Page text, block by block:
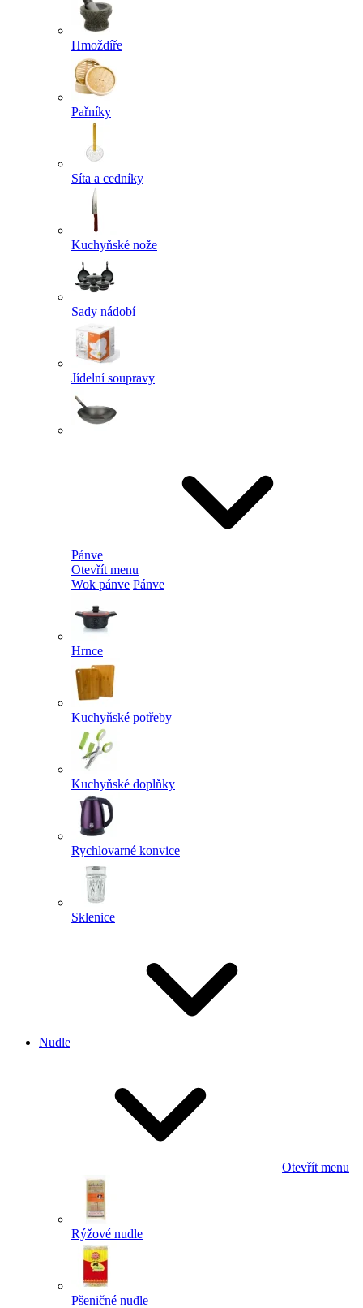
Hmoždíře
Pařníky
Síta a cedníky
Kuchyňské nože
Sady nádobí
Jídelní soupravy
Pánve
Otevřít menu
Wok pánve Pánve
Hrnce
Kuchyňské potřeby
Kuchyňské doplňky
Rychlovarné konvice
Sklenice
Nudle
Otevřít menu
Rýžové nudle
Pšeničné nudle